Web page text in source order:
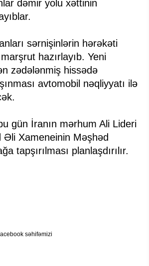
dəmir yolu xəttinin
sərnişinlərin hərəkəti
hazırlayıb. Yeni
zədələnmiş hissədə
avtomobil nəqliyyatı ilə
gün İranın mərhum Ali Lideri
Əli Xameneinin Məşhəd
tapşırılması planlaşdırılır.
səhifəmizi